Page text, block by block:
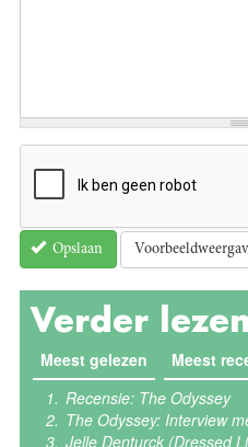
Opslaan
Verder lezen
Meest gelezen (actieve
Meest
Recensie: The Odyssey
The Odyssey: Interview
Jelle Denturck (Dressed